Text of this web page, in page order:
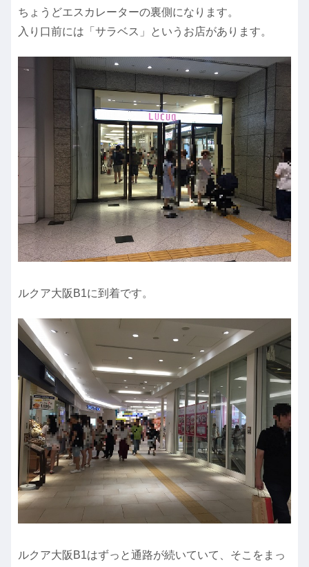
ちょうどエスカレーターの裏側になります。
入り口前には「サラベス」というお店があります。
ルクア大阪B1に到着です。
ルクア大阪B1はずっと通路が続いていて、そこをまっ